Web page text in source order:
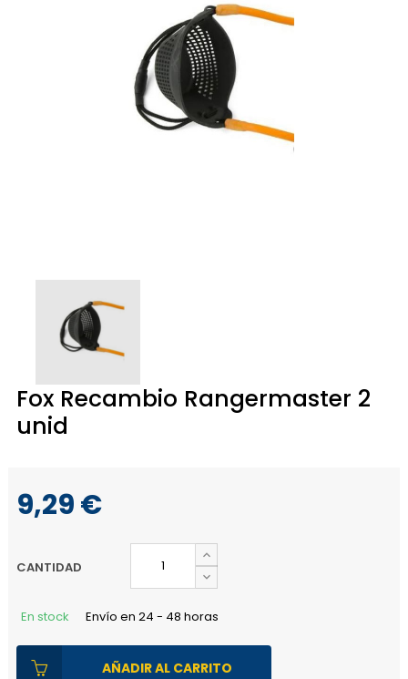
Fox Recambio Rangermaster 2
unid
9,29 €
CANTIDAD
En stock Envío en 24 - 48 horas
AÑADIR AL CARRITO